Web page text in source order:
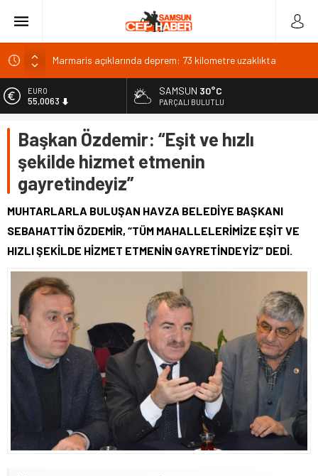
Marmaris açıklarında deprem: 73 kilometre uzaklıkta
Barajlarda doluluk: Çapalı Dinar Karakuyu ilk sırada
Van TSO’dan toplumsal bütünleşme kanun teklifine tam
destek
Hatay’da uyuşturucu operasyonunda 144 kök kenevir
bulundu
EURO
55,0063
6.543,59
BİST
13.798,82
DOLAR
47,7010
SAMSUN 30°C
PARÇALI BULUTLU
Başkan Özdemir: “Eşit ve hızlı
şekilde hizmet etmenin
gayretindeyiz”
MUHTARLARLA BULUŞAN HAVZA BELEDİYE BAŞKANI
SEBAHATTİN ÖZDEMİR, “TÜM MAHALLELERİMİZE EŞİT VE
HIZLI ŞEKİLDE HİZMET ETMENİN GAYRETİNDEYİZ” DEDİ.